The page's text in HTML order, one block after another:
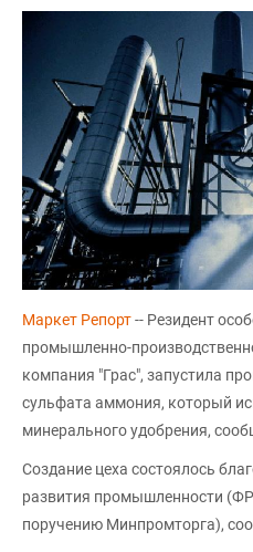
Маркет Репорт-- Резидент
промышленно-
компания "Грас", запустила
сульфата аммония, который
минерального удобрения,
Создание цеха состоялось
развития промышленности
поручению Минпромторга),